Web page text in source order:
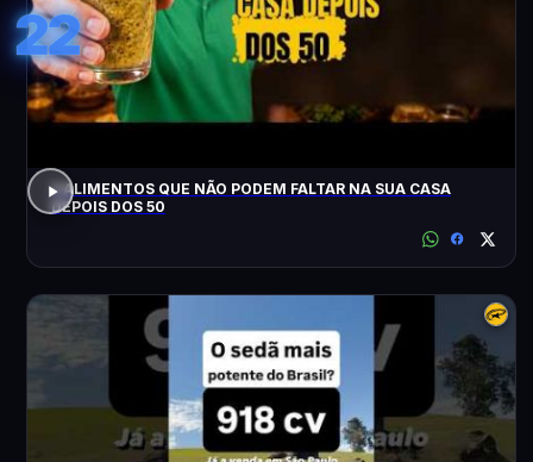
22
3 ALIMENTOS QUE NÃO PODEM FALTAR NA SUA CASA
DEPOIS DOS 50